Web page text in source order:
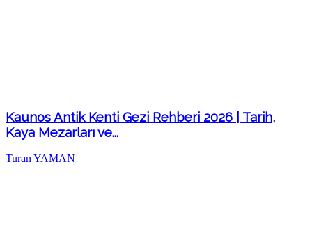
Kaunos Antik Kenti Gezi Rehberi 2026 | Tarih,
Kaya Mezarları ve...
Turan YAMAN